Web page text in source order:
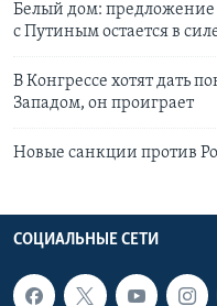
Белый дом:
с Путиным остается в
В Конгрессе хотят дать
Западом, он проиграет
Новые санкции против
СОЦИАЛЬНЫЕ СЕТИ